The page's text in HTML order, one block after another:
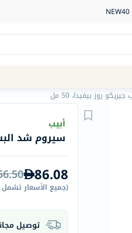
الصيدلية
الماركات
Humantara
carroten
روز بيفيدا، 50 مل
أبيب
سيروم شد
86.08
(جميع الأسعار
توصيل